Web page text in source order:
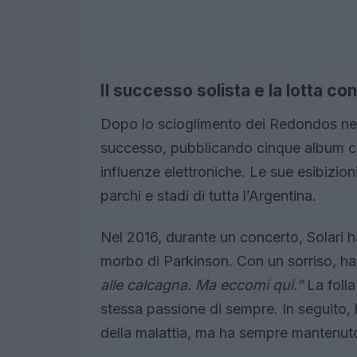
Il successo solista e la lotta
Dopo lo scioglimento dei Redondos
successo, pubblicando cinque album
influenze elettroniche. Le sue
parchi e stadi di tutta l’Argentina.
Nel 2016, durante un concerto, Solari
morbo di Parkinson. Con un sorriso,
alle calcagna. Ma eccomi qui.”La folla
stessa passione di sempre. In
della malattia, ma ha sempre